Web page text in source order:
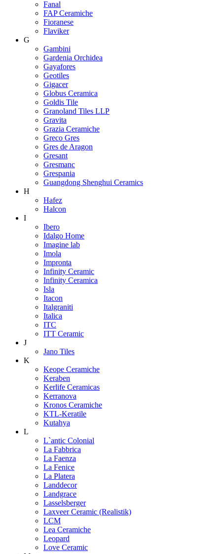
Fanal
FAP Ceramiche
Fioranese
Flaviker
G
Gambini
Gardenia Orchidea
Gayafores
Geotiles
Gigacer
Globus Ceramica
Goldis Tile
Granoland Tiles LLP
Gravita
Grazia Ceramiche
Greco Gres
Gres de Aragon
Gresant
Gresmanc
Grespania
Guangdong Shenghui Ceramics
H
Hafez
Halcon
I
Ibero
Idalgo Home
Imagine lab
Imola
Impronta
Infinity Ceramic
Infinity Ceramica
Isla
Itacon
Italgraniti
Italica
ITC
ITT Ceramic
J
Jano Tiles
K
Keope Ceramiche
Keraben
Kerlife Ceramicas
Kerranova
Kronos Ceramiche
KTL-Keratile
Kutahya
L
L`antic Colonial
La Fabbrica
La Faenza
La Fenice
La Platera
Landdecor
Landgrace
Lasselsberger
Laxveer Ceramic (Realistik)
LCM
Lea Ceramiche
Leopard
Love Ceramic